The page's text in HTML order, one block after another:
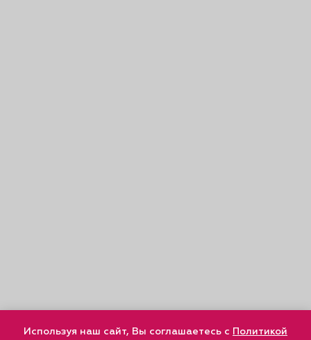
Используя наш сайт, Вы соглашаетесь с Политикой